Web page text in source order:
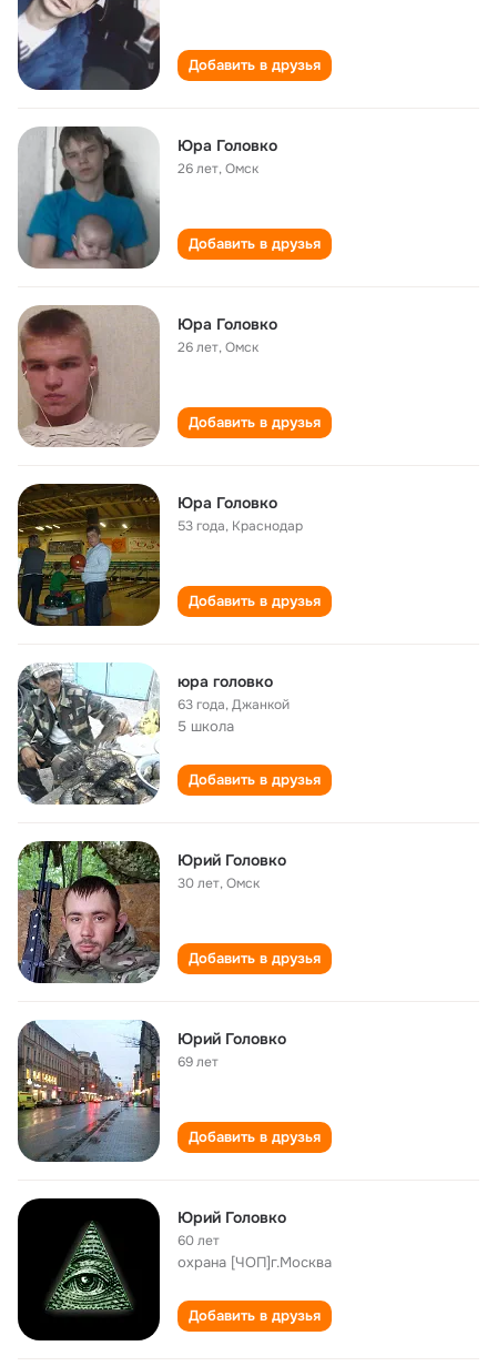
Добавить в друзья
Юра Головко
26 лет,Омск
Добавить в друзья
Юра Головко
26 лет,Омск
Добавить в друзья
Юра Головко
53 года, Краснодар
Добавить в друзья
юра головко
63 года,Джанкой
5 школа
Добавить в друзья
Юрий Головко
30 лет,Омск
Добавить в друзья
Юрий Головко
69 лет
Добавить в друзья
Юрий Головко
60 лет
охрана [ЧОП]г.Москва
Добавить в друзья